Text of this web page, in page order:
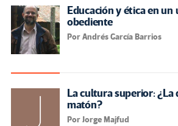
Educación y ética en
obediente
Por Andrés García Barrios
La cultura superior:
matón?
Por Jorge Majfud